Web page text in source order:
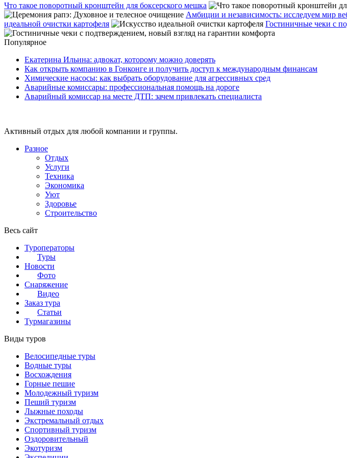
Что такое поворотный кронштейн для боксерского мешка
Амбиции и независимость: исследуем мир
идеальной очистки картофеля
Гостиничные чеки с
Популярное
Екатерина Ильина: адвокат, которому можно доверять
Как открыть компанию в Гонконге и получить доступ к международным финансам
Химические насосы: как выбрать оборудование для агрессивных сред
Аварийные комиссары: профессиональная помощь на дороге
Аварийный комиссар на месте ДТП: зачем привлекать специалиста
Активный отдых для любой компании и группы.
Разное
Отдых
Услуги
Техника
Экономика
Уют
Здоровье
Строительство
Весь сайт
Туроператоры
Туры
Новости
Фото
Снаряжение
Видео
Заказ тура
Статьи
Турмагазины
Виды туров
Велосипедные туры
Водные туры
Восхождения
Горные пешие
Молодежный туризм
Пеший туризм
Лыжные походы
Экстремальный отдых
Спортивный туризм
Оздоровительный
Экотуризм